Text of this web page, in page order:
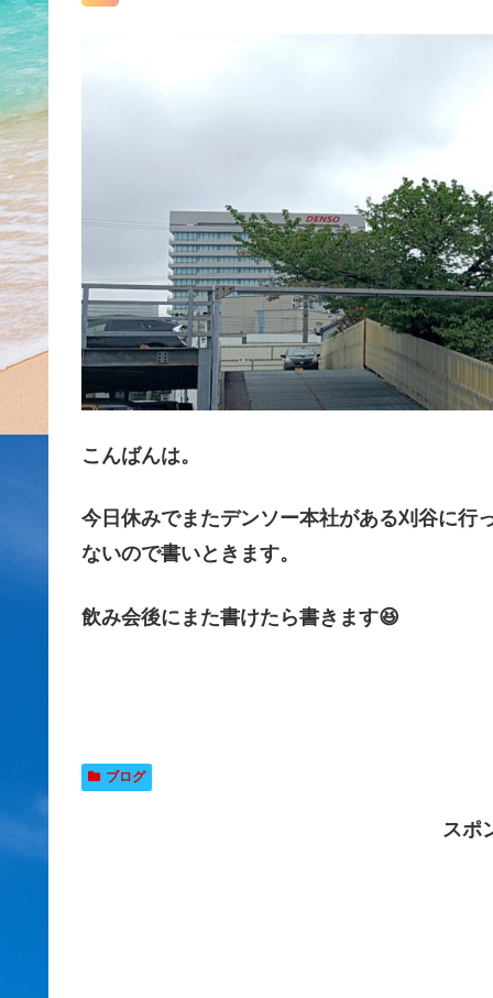
こんばんは。
今日休みでまたデンソー本社がある刈谷に行
ないので書いときます。
飲み会後にまた書けたら書きます😆
ブログ
スポ